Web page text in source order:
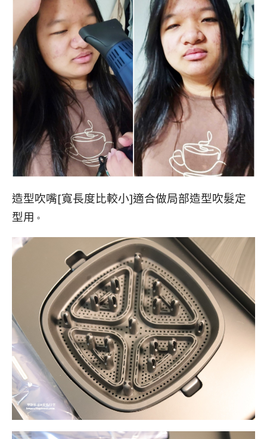
造型吹嘴[寬長度比較小]適合做局部造型吹髮定
型用 。